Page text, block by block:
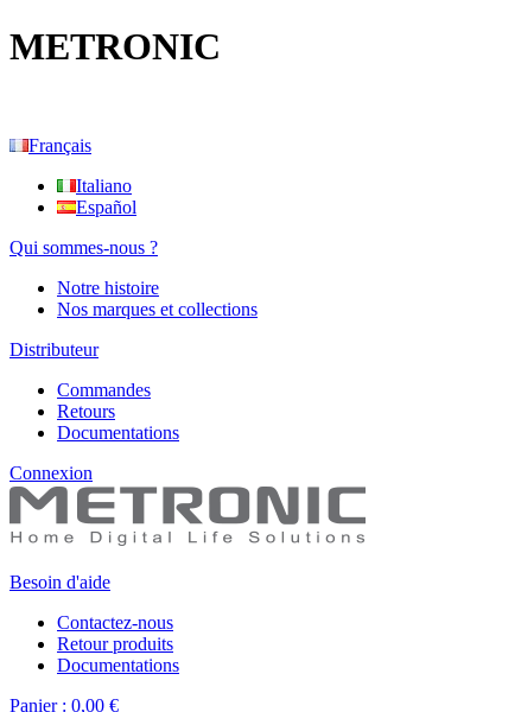
METRONIC
Français
Italiano
Español
Qui sommes-nous ?
Notre histoire
Nos marques et collections
Distributeur
Commandes
Retours
Documentations
Connexion
Besoin d'aide
Contactez-nous
Retour produits
Documentations
Panier : 0,00 €